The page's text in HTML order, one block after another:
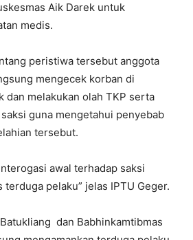
Aik Darek untuk
medis.
peristiwa tersebut anggota
mengecek korban di
dan melakukan olah TKP serta
guna mengetahui penyebab
tersebut.
awal terhadap saksi
pelaku” jelas IPTU Geger.
dan Babhinkamtibmas